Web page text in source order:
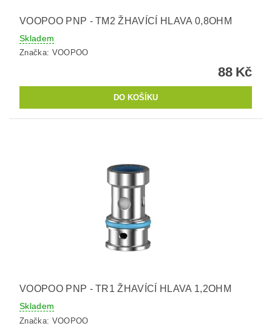
VOOPOO PNP - TM2 ŽHAVÍCÍ HLAVA 0,8OHM
Skladem
Značka: VOOPOO
88 Kč
VOOPOO PNP - TR1 ŽHAVÍCÍ HLAVA 1,2OHM
Skladem
Značka: VOOPOO